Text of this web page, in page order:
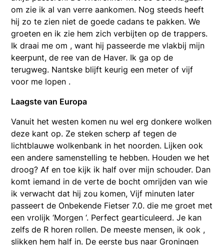
om zie ik al van verre aankomen. Nog steeds heeft
hij zo te zien niet de goede cadans te pakken. We
groeten en ik zie hem zich verbijten op de trappers.
Ik draai me om , want hij passeerde me vlakbij mijn
keerpunt, de ree van de Haver. Ik ga op de
terugweg. Nantske blijft keurig een meter of vijf
voor me lopen .
Laagste van Europa
Vanuit het westen komen nu wel erg donkere wolken
deze kant op. Ze steken scherp af tegen de
lichtblauwe wolkenbank in het noorden. Lijken ook
een andere samenstelling te hebben. Houden we het
droog? Af en toe kijk ik half over mijn schouder. Dan
komt iemand in de verte de bocht omrijden van wie
ik verwacht dat hij zou komen, Vijf minuten later
passeert de Onbekende Fietser 7.0. die me groet met
een vrolijk ‘Morgen ‘. Perfect gearticuleerd. Je kan
zelfs de R horen rollen. De meeste mensen, ik ook ,
slikken hem half in. De eerste bus naar Groningen